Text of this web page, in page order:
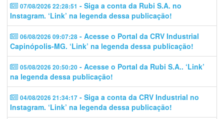
07/08/2026 22:28:51 - Siga a conta da Rubi S.A. no
Instagram. ‘Link’ na legenda dessa publicação!
06/08/2026 09:07:28 - Acesse o Portal da CRV Industrial
Capinópolis-MG. ‘Link’ na legenda dessa publicação!
05/08/2026 20:50:20 - Acesse o Portal da Rubi S.A.. ‘Link’
na legenda dessa publicação!
04/08/2026 21:34:17 - Siga a conta da CRV Industrial no
Instagram. ‘Link’ na legenda dessa publicação!